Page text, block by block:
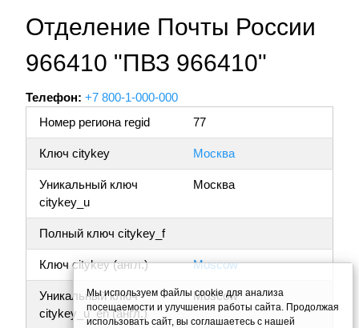
Отделение Почты России
966410 "ПВЗ 966410"
Телефон: +7 800-1-000-000
Номер региона regid
77
Ключ citykey Москва
Уникальный ключ
citykey_u
Москва
Полный ключ citykey_f
Ключ citykey (англ.) Moscow
Уникальный ключ
citykey_u_en (англ.)
Moscow
Мы используем файлы cookie для анализа
посещаемости и улучшения работы сайта. Продолжая
использовать сайт, вы соглашаетесь с нашей